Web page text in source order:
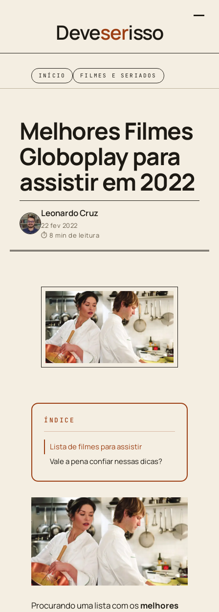
Deveserisso
INÍCIO FILMES E SERIADOS
Melhores Filmes
Globoplay para
assistir em 2022
Leonardo Cruz
22 fev 2022
⏱ 8 min de leitura
ÍNDICE
Lista de filmes para assistir
Vale a pena confiar nessas dicas?
Procurando uma lista com osmelhores